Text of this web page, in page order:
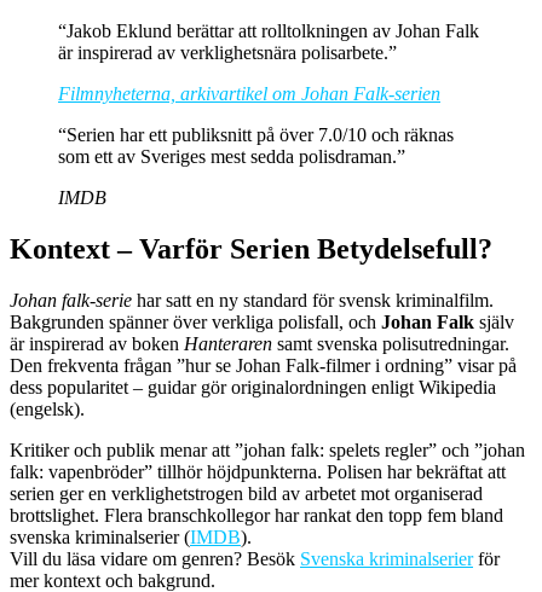
“Jakob Eklund berättar att rolltolkningen av Johan Falk
är inspirerad av verklighetsnära polisarbete.”
Filmnyheterna, arkivartikel om Johan Falk-serien
“Serien har ett publiksnitt på över 7.0/10 och räknas
som ett av Sveriges mest sedda polisdraman.”
IMDB
Kontext – Varför Serien Betydelsefull?
Johan falk-serie har satt en ny standard för svensk kriminalfilm.
Bakgrunden spänner över verkliga polisfall, och Johan Falk själv
är inspirerad av boken Hanteraren samt svenska polisutredningar.
Den frekventa frågan ”hur se Johan Falk-filmer i ordning” visar på
dess popularitet – guidar gör originalordningen enligt Wikipedia
(engelsk).
Kritiker och publik menar att ”johan falk: spelets regler” och ”johan
falk: vapenbröder” tillhör höjdpunkterna. Polisen har bekräftat att
serien ger en verklighetstrogen bild av arbetet mot organiserad
brottslighet. Flera branschkollegor har rankat den topp fem bland
svenska kriminalserier (IMDB).
Vill du läsa vidare om genren? Besök Svenska kriminalserierför
mer kontext och bakgrund.